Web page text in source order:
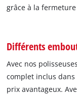
grâce à la
Différents
Avec nos
complet inclus
prix avantageux.